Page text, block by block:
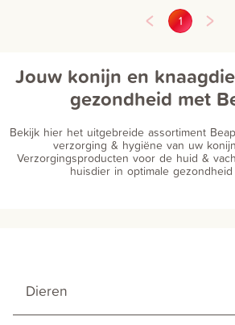
1
Jouw konijn en
gezondheid met
Bekijk hier het uitgebreide assortiment
verzorging & hygiëne van uw
Verzorgingsproducten voor de huid &
huisdier in optimale
Dieren